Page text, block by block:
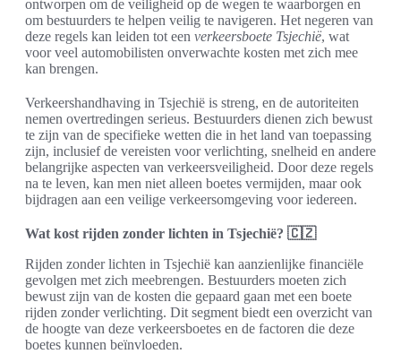
ontworpen om de veiligheid op de wegen te waarborgen en
om bestuurders te helpen veilig te navigeren. Het negeren van
deze regels kan leiden tot een verkeersboete Tsjechië, wat
voor veel automobilisten onverwachte kosten met zich mee
kan brengen.
Verkeershandhaving in Tsjechië is streng, en de autoriteiten
nemen overtredingen serieus. Bestuurders dienen zich bewust
te zijn van de specifieke wetten die in het land van toepassing
zijn, inclusief de vereisten voor verlichting, snelheid en andere
belangrijke aspecten van verkeersveiligheid. Door deze regels
na te leven, kan men niet alleen boetes vermijden, maar ook
bijdragen aan een veilige verkeersomgeving voor iedereen.
Wat kost rijden zonder lichten in Tsjechië? 🇨🇿
Rijden zonder lichten in Tsjechië kan aanzienlijke financiële
gevolgen met zich meebrengen. Bestuurders moeten zich
bewust zijn van de kosten die gepaard gaan met een boete
rijden zonder verlichting. Dit segment biedt een overzicht van
de hoogte van deze verkeersboetes en de factoren die deze
boetes kunnen beïnvloeden.